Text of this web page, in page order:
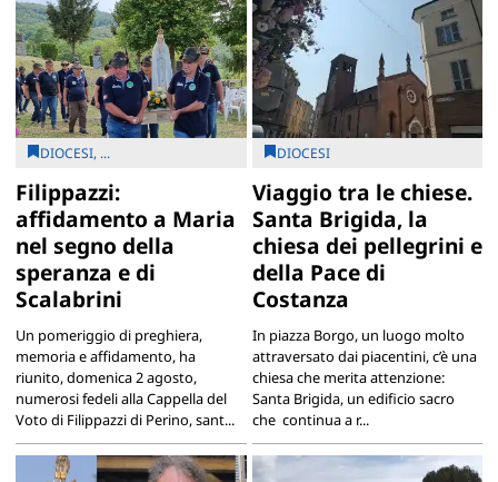
DIOCESI, ...
Filippazzi:
affidamento a Maria
nel segno della
speranza e di
Scalabrini
Un pomeriggio di preghiera,
memoria e affidamento, ha
riunito, domenica 2 agosto,
numerosi fedeli alla Cappella del
Voto di Filippazzi di Perino, sant...
DIOCESI
Viaggio tra le chiese.
Santa Brigida, la
chiesa dei pellegrini e
della Pace di
Costanza
In piazza Borgo, un luogo molto
attraversato dai piacentini, c’è una
chiesa che merita attenzione:
Santa Brigida, un edificio sacro
che continua a r...